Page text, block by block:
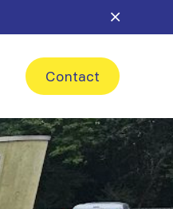
Contact